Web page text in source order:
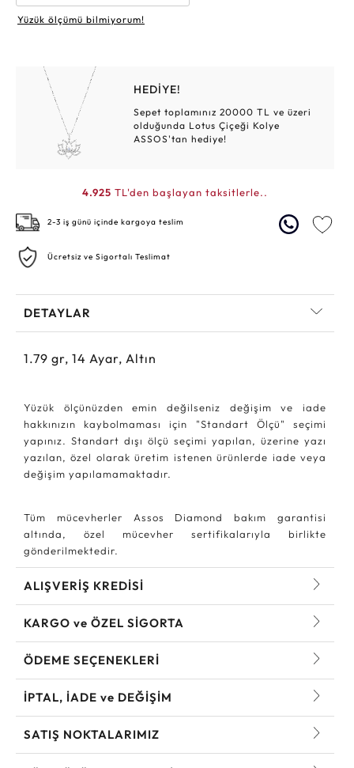
Yüzük ölçümü bilmiyorum!
HEDİYE!
Sepet toplamınız 20000 TL ve üzeri
olduğunda Lotus Çiçeği Kolye
ASSOS'tan hediye!
4.925 TL'den başlayan taksitlerle..
2-3 iş günü içinde kargoya teslim
Ücretsiz ve Sigortalı Teslimat
DETAYLAR
1.79 gr, 14 Ayar, Altın
Yüzük ölçünüzden emin değilseniz değişim ve iade
hakkınızın kaybolmaması için "Standart Ölçü" seçimi
yapınız. Standart dışı ölçü seçimi yapılan, üzerine yazı
yazılan, özel olarak üretim istenen ürünlerde iade veya
değişim yapılamamaktadır.
Tüm mücevherler Assos Diamond bakım garantisi
altında, özel mücevher sertifikalarıyla birlikte
gönderilmektedir.
ALIŞVERİŞ KREDİSİ
KARGO ve ÖZEL SİGORTA
ÖDEME SEÇENEKLERİ
İPTAL, İADE ve DEĞİŞİM
SATIŞ NOKTALARIMIZ